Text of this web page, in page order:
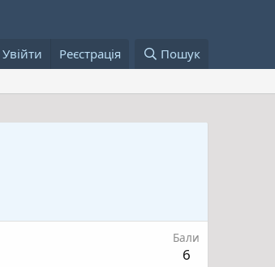
Увійти Реєстрація Пошук
Бали
6